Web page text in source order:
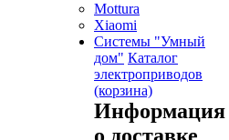
Mottura
Xiaomi
Системы "Умный
дом" Каталог
электроприводов
(корзина)
Информация